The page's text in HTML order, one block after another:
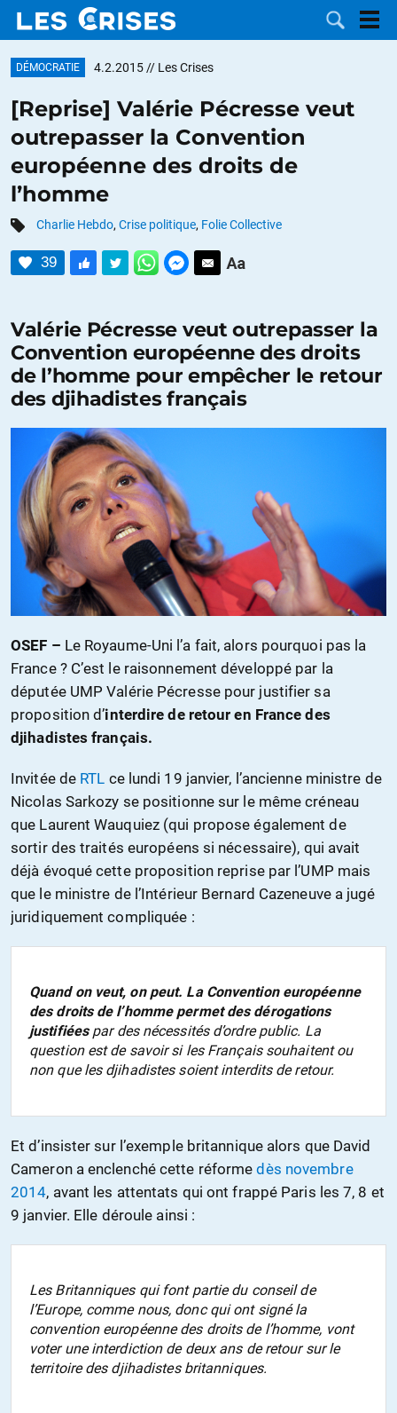
DOSSIERS
CATÉGORIES
CONTACTER
FAIRE UN
DON
DÉMOCRATIE 4.2.2015 // Les Crises
[Reprise] Valérie Pécresse veut
outrepasser la Convention
européenne des droits de
l’homme
Charlie Hebdo, Crise politique, Folie Collective
39
Valérie Pécresse veut outrepasser la
Convention européenne des droits
de l’homme pour empêcher le retour
des djihadistes français
OSEF – Le Royaume-Uni l’a fait, alors pourquoi pas la
France ? C’est le raisonnement développé par la
députée UMP Valérie Pécresse pour justifier sa
proposition d’interdire de retour en France des
djihadistes français.
Invitée de RTL ce lundi 19 janvier, l’ancienne ministre de
Nicolas Sarkozy se positionne sur le même créneau
que Laurent Wauquiez (qui propose également de
sortir des traités européens si nécessaire), qui avait
déjà évoqué cette proposition reprise par l’UMP mais
que le ministre de l’Intérieur Bernard Cazeneuve a jugé
juridiquement compliquée :
Quand on veut, on peut. La Convention européenne
des droits de l’homme permet des dérogations
justifiéespar des nécessités d’ordre public. La
question est de savoir si les Français souhaitent ou
non que les djihadistes soient interdits de retour.
Et d’insister sur l’exemple britannique alors que David
Cameron a enclenché cette réformedès novembre
2014, avant les attentats qui ont frappé Paris les 7, 8 et
9 janvier. Elle déroule ainsi :
Les Britanniques qui font partie du conseil de
l’Europe, comme nous, donc qui ont signé la
convention européenne des droits de l’homme, vont
voter une interdiction de deux ans de retour sur le
territoire des djihadistes britanniques.